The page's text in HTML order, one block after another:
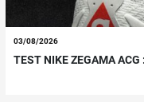
03/08/2026
TEST NIKE ZEGAMA ACG